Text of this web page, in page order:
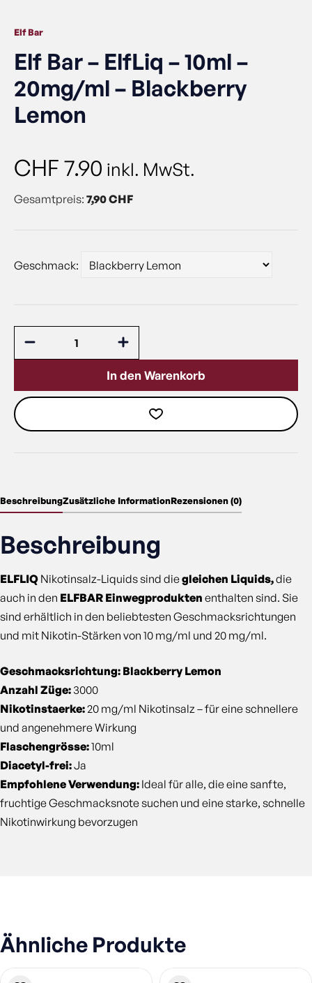
Elf Bar
Elf Bar – ElfLiq – 10ml –
20mg/ml – Blackberry
Lemon
CHF 7.90 inkl. MwSt.
Gesamtpreis: 7,90 CHF
Geschmack:
In den Warenkorb
BeschreibungZusätzliche InformationRezensionen (0)
Beschreibung
ELFLIQ Nikotinsalz-Liquids sind diegleichen Liquids,die
auch in den ELFBAR Einwegprodukten enthalten sind. Sie
sind erhältlich in den beliebtesten Geschmacksrichtungen
und mit Nikotin-Stärken von 10 mg/ml und 20 mg/ml.
Geschmacksrichtung: Blackberry Lemon
Anzahl Züge: 3000
Nikotinstaerke:20 mg/ml Nikotinsalz – für eine schnellere
und angenehmere Wirkung
Flaschengrösse:10ml
Diacetyl-frei:Ja
Empfohlene Verwendung: Ideal für alle, die eine sanfte,
fruchtige Geschmacksnote suchen und eine starke, schnelle
Nikotinwirkung bevorzugen
Ähnliche Produkte